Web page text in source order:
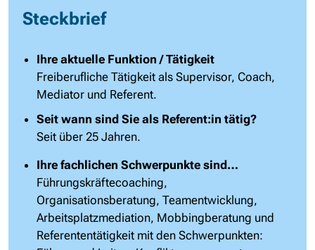
Steckbrief
Ihre aktuelle Funktion / Tätigkeit
Freiberufliche Tätigkeit als Supervisor, Coach,
Mediator und Referent.
Seit wann sind Sie als Referent:in tätig?
Seit über 25 Jahren.
Ihre fachlichen Schwerpunkte sind…
Führungskräftecoaching,
Organisationsberatung, Teamentwicklung,
Arbeitsplatzmediation, Mobbingberatung und
Referententätigkeit mit den Schwerpunkten: